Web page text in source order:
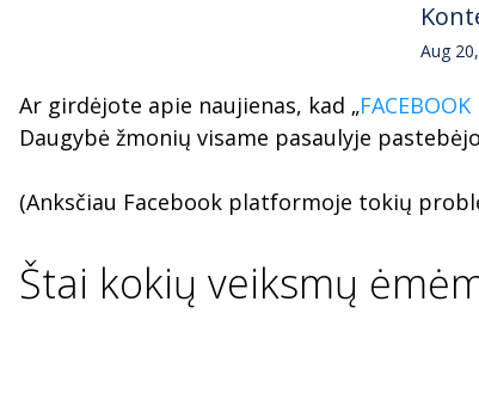
Aug
Ar girdėjote apie naujienas, kad „
Daugybė žmonių visame pasaulyje
(Anksčiau Facebook platformoje tokių
Štai kokių veiksmų